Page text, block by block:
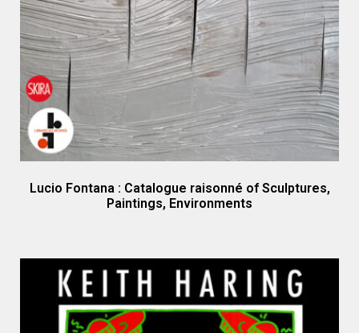
Lucio Fontana : Catalogue raisonné of Sculptures,
Paintings, Environments